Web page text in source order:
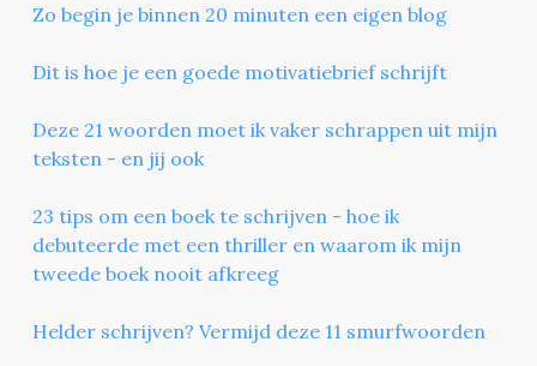
Zo begin je binnen 20 minuten een eigen blog
Dit is hoe je een goede motivatiebrief schrijft
Deze 21 woorden moet ik vaker schrappen uit mijn
teksten - en jij ook
23 tips om een boek te schrijven - hoe ik
debuteerde met een thriller en waarom ik mijn
tweede boek nooit afkreeg
Helder schrijven? Vermijd deze 11 smurfwoorden